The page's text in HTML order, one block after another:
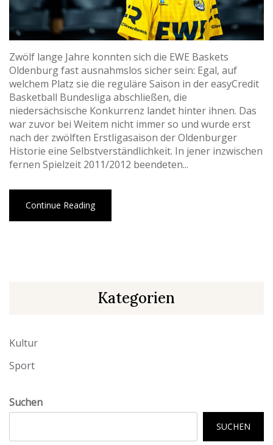
Zwölf lange Jahre konnten sich die EWE Baskets
Oldenburg fast ausnahmslos sicher sein: Egal, auf
welchem Platz sie die reguläre Saison in der easyCredit
Basketball Bundesliga abschließen, die
niedersächsische Konkurrenz landet hinter ihnen. Das
war zuvor bei Weitem nicht immer so und wurde erst
nach der zwölften Erstligasaison der Oldenburger
Historie eine Selbstverständlichkeit. In jener inzwischen
fernen Spielzeit 2011/2012 beendeten...
Continue Reading
Kategorien
Kultur
Sport
Suchen
SUCHEN